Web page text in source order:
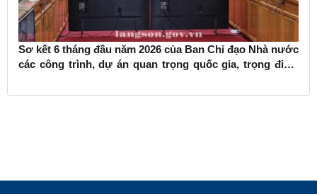
Sơ kết 6 tháng đầu năm 2026 của Ban Chỉ đạo Nhà nước
các công trình, dự án quan trọng quốc gia, trọng điểm